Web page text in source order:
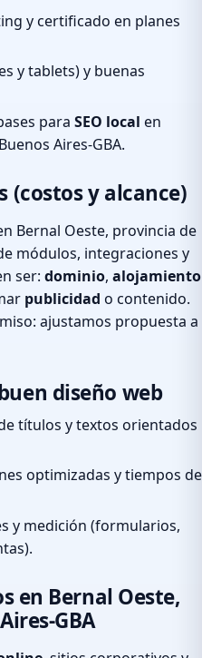
y certificado en planes
y tablets) y buenas
para SEO local en
Aires-GBA.
(costos y alcance)
Bernal Oeste, provincia de
módulos, integraciones y
ser: dominio, alojamiento
publicidad o contenido.
ajustamos propuesta a
diseño web
títulos y textos orientados
optimizadas y tiempos de
y medición (formularios,
en Bernal Oeste,
GBA